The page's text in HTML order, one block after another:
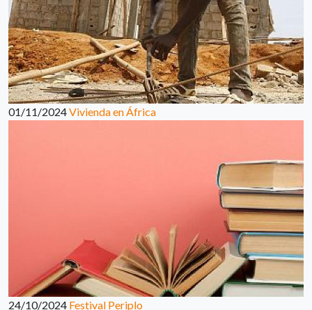
01/11/2024Vivienda en África
24/10/2024 Festival Periplo